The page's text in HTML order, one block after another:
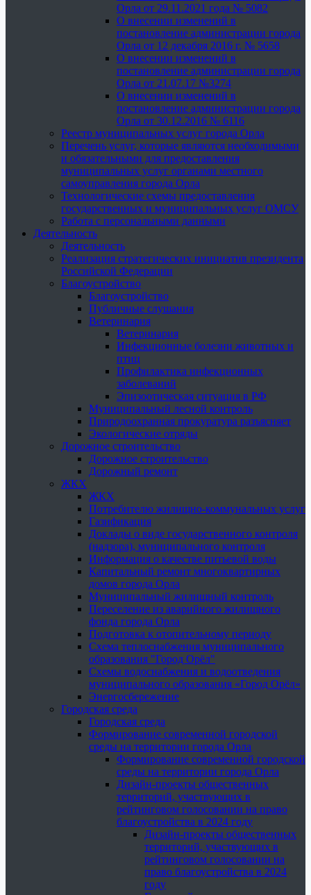
Орла от 29.11.2021 года № 5082
О внесении изменений в
постановление администрации города
Орла от 12 декабря 2016 г. № 5658
О внесении изменений в
постановление администрации города
Орла от 21.07.17 №3274
О внесении изменений в
постановление администрации города
Орла от 30.12.2016 № 6116
Реестр муниципальных услуг города Орла
Перечень услуг, которые являются необходимыми
и обязательными для предоставления
муниципальных услуг органами местного
самоуправления города Орла
Технологические схемы предоставления
государственных и муниципальных услуг ОМСУ
Работа с персональными данными
Деятельность
Деятельность
Реализация стратегических инициатив президента
Российской Федерации
Благоустройство
Благоустройство
Публичные слушания
Ветеринария
Ветеринария
Инфекционные болезни животных и
птиц
Профилактика инфекционных
заболеваний
Эпизоотическая ситуация в РФ
Муниципальный лесной контроль
Природоохранная прокуратура разъясняет
Экологические отряды
Дорожное строительство
Дорожное строительство
Дорожный ремонт
ЖКХ
ЖКХ
Потребителю жилищно-коммунальных услуг
Газификация
Доклады о виде государственного контроля
(надзора), муниципального контроля
Информация о качестве питьевой воды
Капитальный ремонт многоквартирных
домов города Орла
Муниципальный жилищный контроль
Переселение из аварийного жилищного
фонда города Орла
Подготовка к отопительному периоду
Схема теплоснабжения муниципального
образования "Город Орёл"
Схемы водоснабжения и водоотведения
муниципального образования «Город Орёл»
Энергосбережение
Городская среда
Городская среда
Формирование современной городской
среды на территории города Орла
Формирование современной городской
среды на территории города Орла
Дизайн-проекты общественных
территорий, участвующих в
рейтинговом голосовании на право
благоустройства в 2024 году
Дизайн-проекты общественных
территорий, участвующих в
рейтинговом голосовании на
право благоустройства в 2024
году